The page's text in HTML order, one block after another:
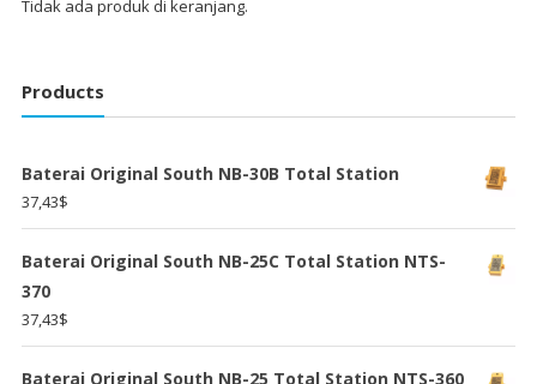
Tidak ada produk di keranjang.
Products
Baterai Original South NB-30B Total Station
37,43$
Baterai Original South NB-25C Total Station NTS-
370
37,43$
Baterai Original South NB-25 Total Station NTS-360